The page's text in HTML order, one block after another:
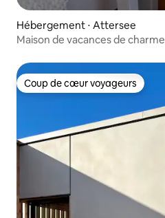
Hébergement ⋅ Attersee
Maison de vacances de charme
Coup de cœur voyageurs
Coup de cœur voyageurs